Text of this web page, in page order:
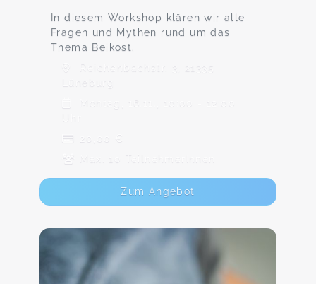
In diesem Workshop klären wir alle
Fragen und Mythen rund um das
Thema Beikost.
Reichenbachstr. 3, 21335
Montag, 16.11., 10:00 - 12:00
20,00 €
Max. 10 TeilnehmerInnen
Zum Angebot